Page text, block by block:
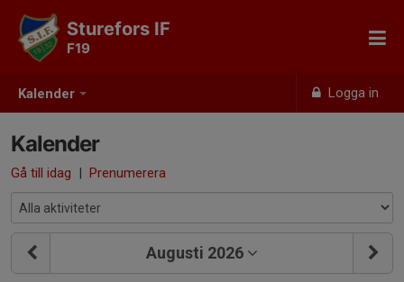
Kalender Logga in
Sturefors IF
F19
Kalender
Gå till idag | Prenumerera
Augusti 2026